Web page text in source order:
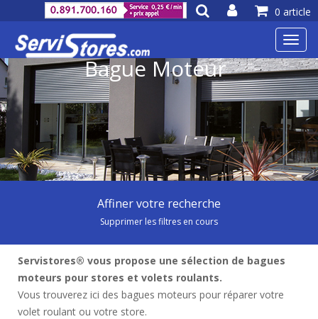
0 article
Bague Moteur
Affiner votre recherche
Supprimer les filtres en cours
Servistores® vous propose une sélection de bagues
moteurs pour stores et volets roulants.
Vous trouverez ici des bagues moteurs pour réparer votre
volet roulant ou votre store.